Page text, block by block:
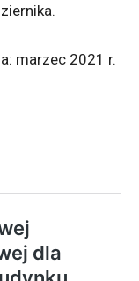
marzec 2021 r.